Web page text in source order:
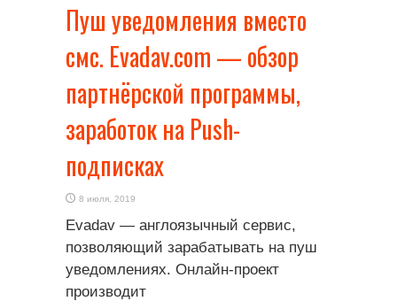
Пуш уведомления вместо
смс. Evadav.com — обзор
партнёрской программы,
заработок на Push-
подписках
8 июля, 2019
Evadav — англоязычный сервис,
позволяющий зарабатывать на пуш
уведомлениях. Онлайн-проект
производит